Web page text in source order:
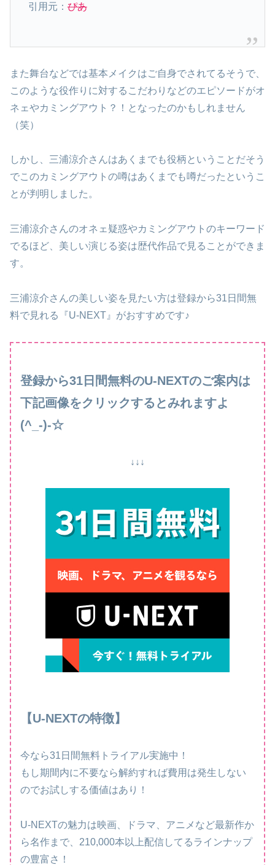
引用元：ぴあ
また舞台などでは基本メイクはご自身でされてるそうで、
このような役作りに対するこだわりなどのエピソードがオ
ネェやカミングアウト？！となったのかもしれません
（笑）
しかし、三浦涼介さんはあくまでも役柄ということだそう
でこのカミングアウトの噂はあくまでも噂だったというこ
とが判明しました。
三浦涼介さんのオネェ疑惑やカミングアウトのキーワード
でるほど、美しい演じる姿は歴代作品で見ることができま
す。
三浦涼介さんの美しい姿を見たい方は登録から31日間無
料で見れる『U-NEXT』がおすすめです♪
登録から31日間無料のU-NEXTのご案内は
下記画像をクリックするとみれますよ
(^_-)-☆
↓↓↓
【U-NEXTの特徴】
今なら31日間無料トライアル実施中！
もし期間内に不要なら解約すれば費用は発生しない
のでお試しする価値はあり！
U-NEXTの魅力は映画、ドラマ、アニメなど最新作か
ら名作まで、210,000本以上配信してるラインナップ
の豊富さ！